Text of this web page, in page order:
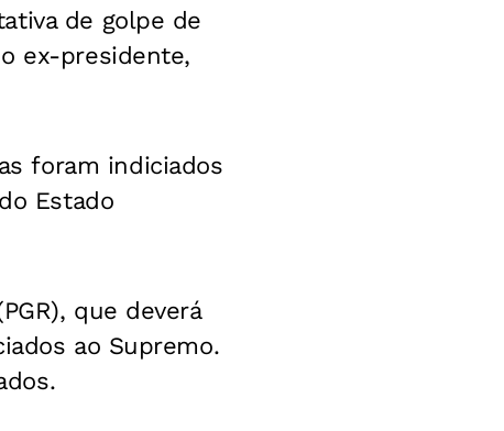
de golpe de
ex-presidente,
foram indiciados
Estado
que deverá
ao Supremo.